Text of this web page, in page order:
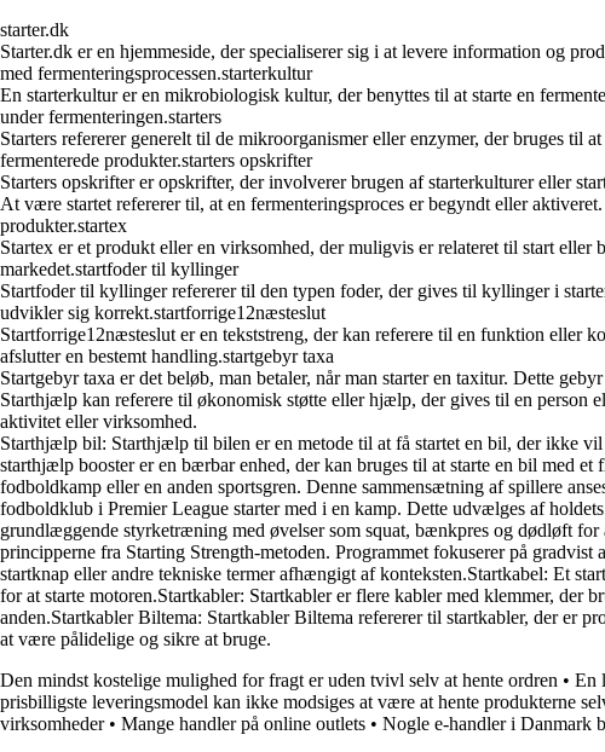
starter.dk
Starter.dk er en hjemmeside, der specialiserer sig i at levere information og
med fermenteringsprocessen.starterkultur
En starterkultur er en mikrobiologisk kultur, der benyttes til at starte en
under fermenteringen.starters
Starters refererer generelt til de mikroorganismer eller enzymer, der bruges til
fermenterede produkter.starters opskrifter
Starters opskrifter er opskrifter, der involverer brugen af starterkulturer eller
At være startet refererer til, at en fermenteringsproces er begyndt eller
produkter.startex
Startex er et produkt eller en virksomhed, der muligvis er relateret til start
markedet.startfoder til kyllinger
Startfoder til kyllinger refererer til den typen foder, der gives til kyllinger i
udvikler sig korrekt.startforrige12næsteslut
Startforrige12næsteslut er en tekststreng, der kan referere til en funktion eller
afslutter en bestemt handling.startgebyr taxa
Startgebyr taxa er det beløb, man betaler, når man starter en taxitur. Dette
Starthjælp kan referere til økonomisk støtte eller hjælp, der gives til en
aktivitet eller virksomhed.
Starthjælp bil: Starthjælp til bilen er en metode til at få startet en bil, der ikke
starthjælp booster er en bærbar enhed, der kan bruges til at starte en bil med
fodboldkamp eller en anden sportsgren. Denne sammensætning af spillere
fodboldklub i Premier League starter med i en kamp. Dette udvælges af
grundlæggende styrketræning med øvelser som squat, bænkpres og dødløft
principperne fra Starting Strength-metoden. Programmet fokuserer på
startknap eller andre tekniske termer afhængigt af konteksten.Startkabel: Et
for at starte motoren.Startkabler: Startkabler er flere kabler med klemmer,
anden.Startkabler Biltema: Startkabler Biltema refererer til startkabler, der er
at være pålidelige og sikre at bruge.
Den mindst kostelige mulighed for fragt er uden tvivl selv at hente ordren • En
prisbilligste leveringsmodel kan ikke modsiges at være at hente produkterne
virksomheder• Mange handler på online outlets • Nogle e-handler i Danmark